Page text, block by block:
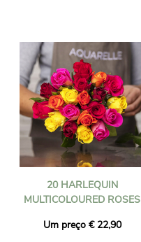
20 HARLEQUIN
MULTICOLOURED ROSES
Um preço € 22,90